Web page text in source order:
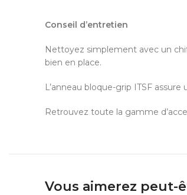
Conseil d’entretien
Nettoyez simplement avec un
bien en place.
L’anneau bloque-grip ITSF
Retrouvez toute la gamme
Vous aimerez peut-